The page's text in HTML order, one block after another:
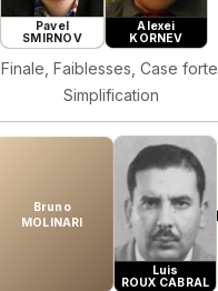
Pavel
SMIRNOV
Alexei
KORNEV
Finale, Faiblesses, Case forte,
Simplification
Bruno
MOLINARI
Luis
ROUX CABRAL